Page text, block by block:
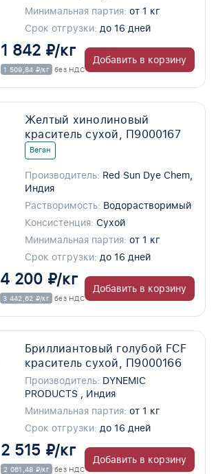
Минимальная партия: от 1 кг
Срок отгрузки: до 16 дней
1 842 ₽/кг
1 509,84 ₽/кг без НДС
Добавить в корзину
Желтый хинолиновый
краситель сухой, П9000167
Веган
Производитель: Red Sun Dye Chem,
Индия
Растворимость: Водорастворимый
Консистенция: Сухой
Минимальная партия: от 1 кг
Срок отгрузки: до 16 дней
4 200 ₽/кг
3 442,62 ₽/кг без НДС
Добавить в корзину
Бриллиантовый голубой FCF
краситель сухой, П9000166
Производитель: DYNEMIC
PRODUCTS , Индия
Минимальная партия: от 1 кг
Срок отгрузки: до 16 дней
2 515 ₽/кг
2 061,48 ₽/кг без НДС
Добавить в корзину